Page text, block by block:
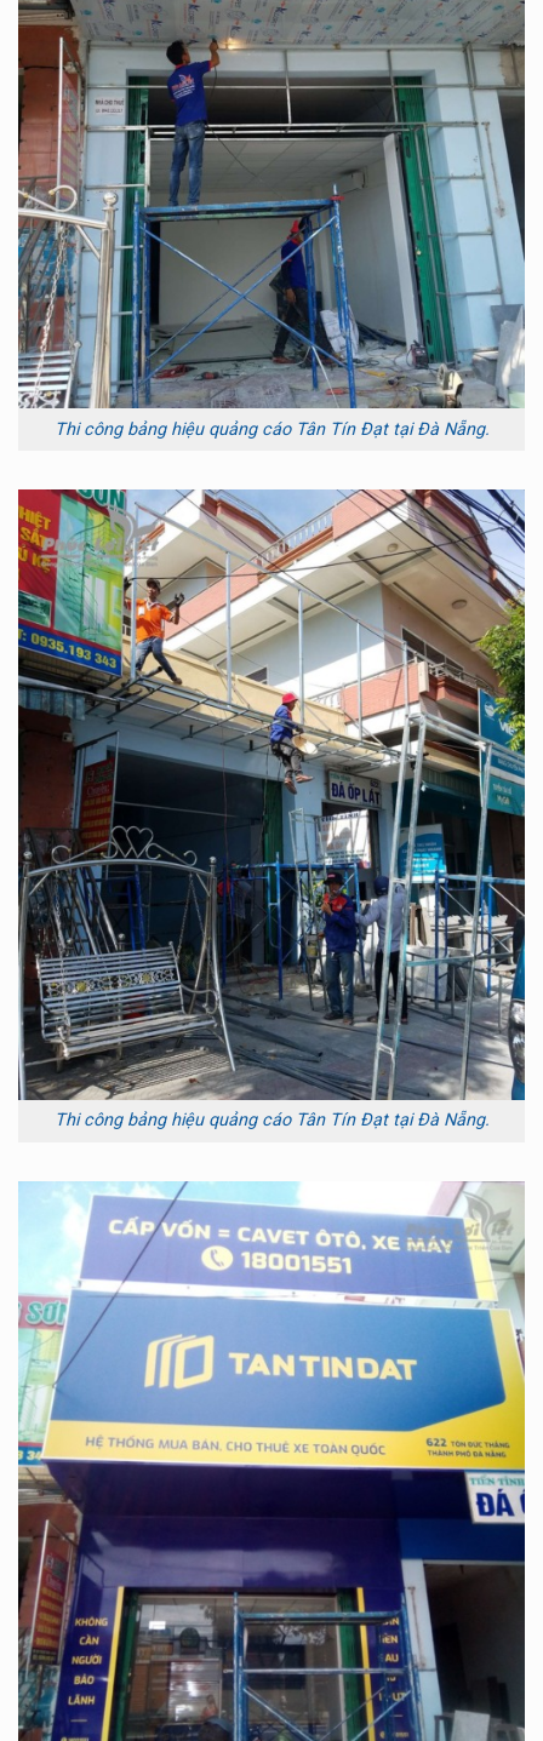
Thi công bảng hiệu quảng cáo Tân Tín Đạt tại Đà Nẵng.
Thi công bảng hiệu quảng cáo Tân Tín Đạt tại Đà Nẵng.